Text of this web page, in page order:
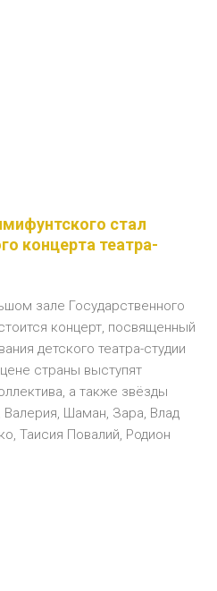
стал
концерта театра-
зале Государственного
концерт, посвященный
детского театра-студии
страны выступят
а также звёзды
Шаман, Зара, Влад
Таисия Повалий, Родион